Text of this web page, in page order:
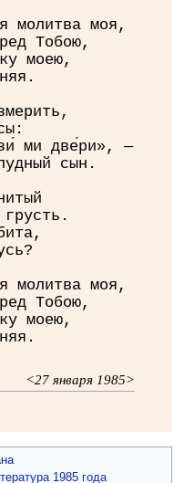
молитва моя,
Тобою,
моею,
ми две́ри», —
сын.
молитва моя,
Тобою,
моею,
<27 января 1985>
1985 года